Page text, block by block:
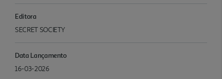
Editora
SECRET SOCIETY
Data Lançamento
16-03-2026